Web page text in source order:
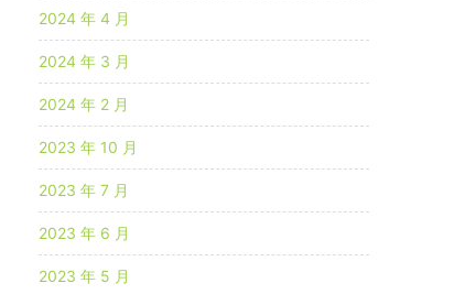
2024 年 4 月
2024 年 3 月
2024 年 2 月
2023 年 10 月
2023 年 7 月
2023 年 6 月
2023 年 5 月